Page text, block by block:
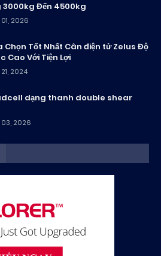
3000kg Đến 4500kg
2026
Chọn Tốt Nhất Cân điện tử Zelus Độ
Cao Với Tiện Lợi
2024
dạng thanh double shear
2026